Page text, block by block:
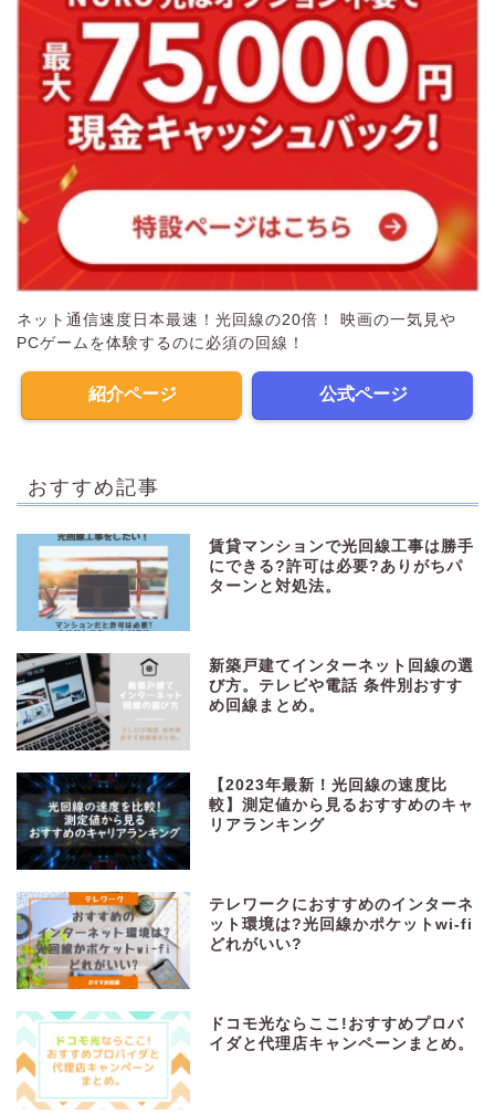
ネット通信速度日本最速！光回線の20倍！ 映画の一気見や
PCゲームを体験するのに必須の回線！
紹介ページ 公式ページ
おすすめ記事
賃貸マンションで光回線工事は勝手
にできる?許可は必要?ありがちパ
ターンと対処法。
新築戸建てインターネット回線の選
び方。テレビや電話 条件別おすす
め回線まとめ。
【2023年最新！光回線の速度比
較】測定値から見るおすすめのキャ
リアランキング
テレワークにおすすめのインターネ
ット環境は?光回線かポケットwi-fi
どれがいい?
ドコモ光ならここ!おすすめプロバ
イダと代理店キャンペーンまとめ。